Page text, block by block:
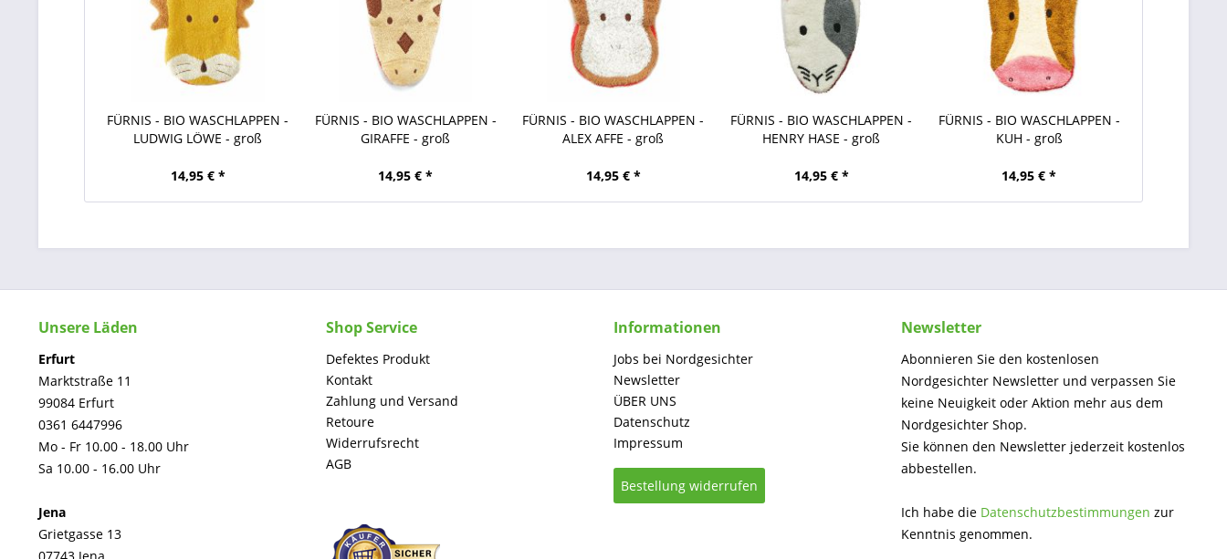
FÜRNIS - BIO WASCHLAPPEN -
LUDWIG LÖWE - groß
14,95 € *
FÜRNIS - BIO WASCHLAPPEN -
GIRAFFE - groß
14,95 € *
FÜRNIS - BIO WASCHLAPPEN -
ALEX AFFE - groß
14,95 € *
FÜRNIS - BIO WASCHLAPPEN -
HENRY HASE - groß
14,95 € *
FÜRNIS - BIO WASCHLAPPEN -
KUH - groß
14,95 € *
Unsere Läden
Erfurt
Marktstraße 11
99084 Erfurt
0361 6447996
Mo - Fr 10.00 - 18.00 Uhr
Sa 10.00 - 16.00 Uhr
Jena
Grietgasse 13
Shop Service
Defektes Produkt
Kontakt
Zahlung und Versand
Retoure
Widerrufsrecht
AGB
Informationen
Jobs bei Nordgesichter
Newsletter
ÜBER UNS
Datenschutz
Impressum
Bestellung widerrufen
Newsletter
Abonnieren Sie den kostenlosen
Nordgesichter Newsletter und verpassen Sie
keine Neuigkeit oder Aktion mehr aus dem
Nordgesichter Shop.
Sie können den Newsletter jederzeit kostenlos
abbestellen.
Ich habe die Datenschutzbestimmungen zur
Kenntnis genommen.